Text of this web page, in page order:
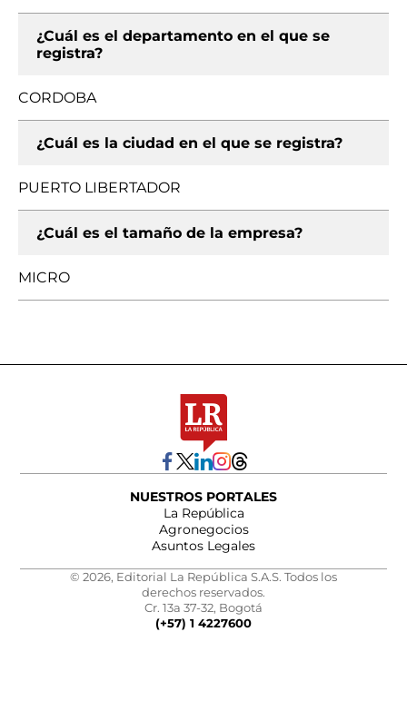
¿Cuál es el departamento en el que se
registra?
CORDOBA
¿Cuál es la ciudad en el que se registra?
PUERTO LIBERTADOR
¿Cuál es el tamaño de la empresa?
MICRO
NUESTROS PORTALES
La República
Agronegocios
Asuntos Legales
© 2026, Editorial La República S.A.S. Todos los
derechos reservados.
Cr. 13a 37-32, Bogotá
(+57) 1 4227600